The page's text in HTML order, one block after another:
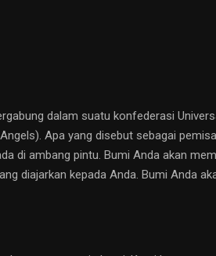
dalam suatu konfederasi
Apa yang disebut sebagai
di ambang pintu. Bumi Anda akan
diajarkan kepada Anda. Bumi Anda